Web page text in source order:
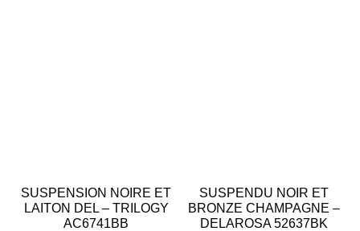
SUSPENSION NOIRE ET
LAITON DEL – TRILOGY
AC6741BB
SUSPENDU NOIR ET
BRONZE CHAMPAGNE –
DELAROSA 52637BK